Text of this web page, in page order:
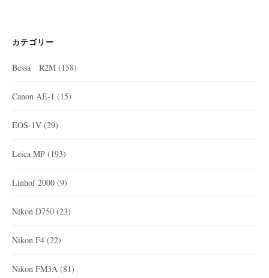
カテゴリー
Bessa R2M (158)
Canon AE-1 (15)
EOS-1V (29)
Leica MP (193)
Linhof 2000 (9)
Nikon D750 (23)
Nikon F4 (22)
Nikon FM3A (81)